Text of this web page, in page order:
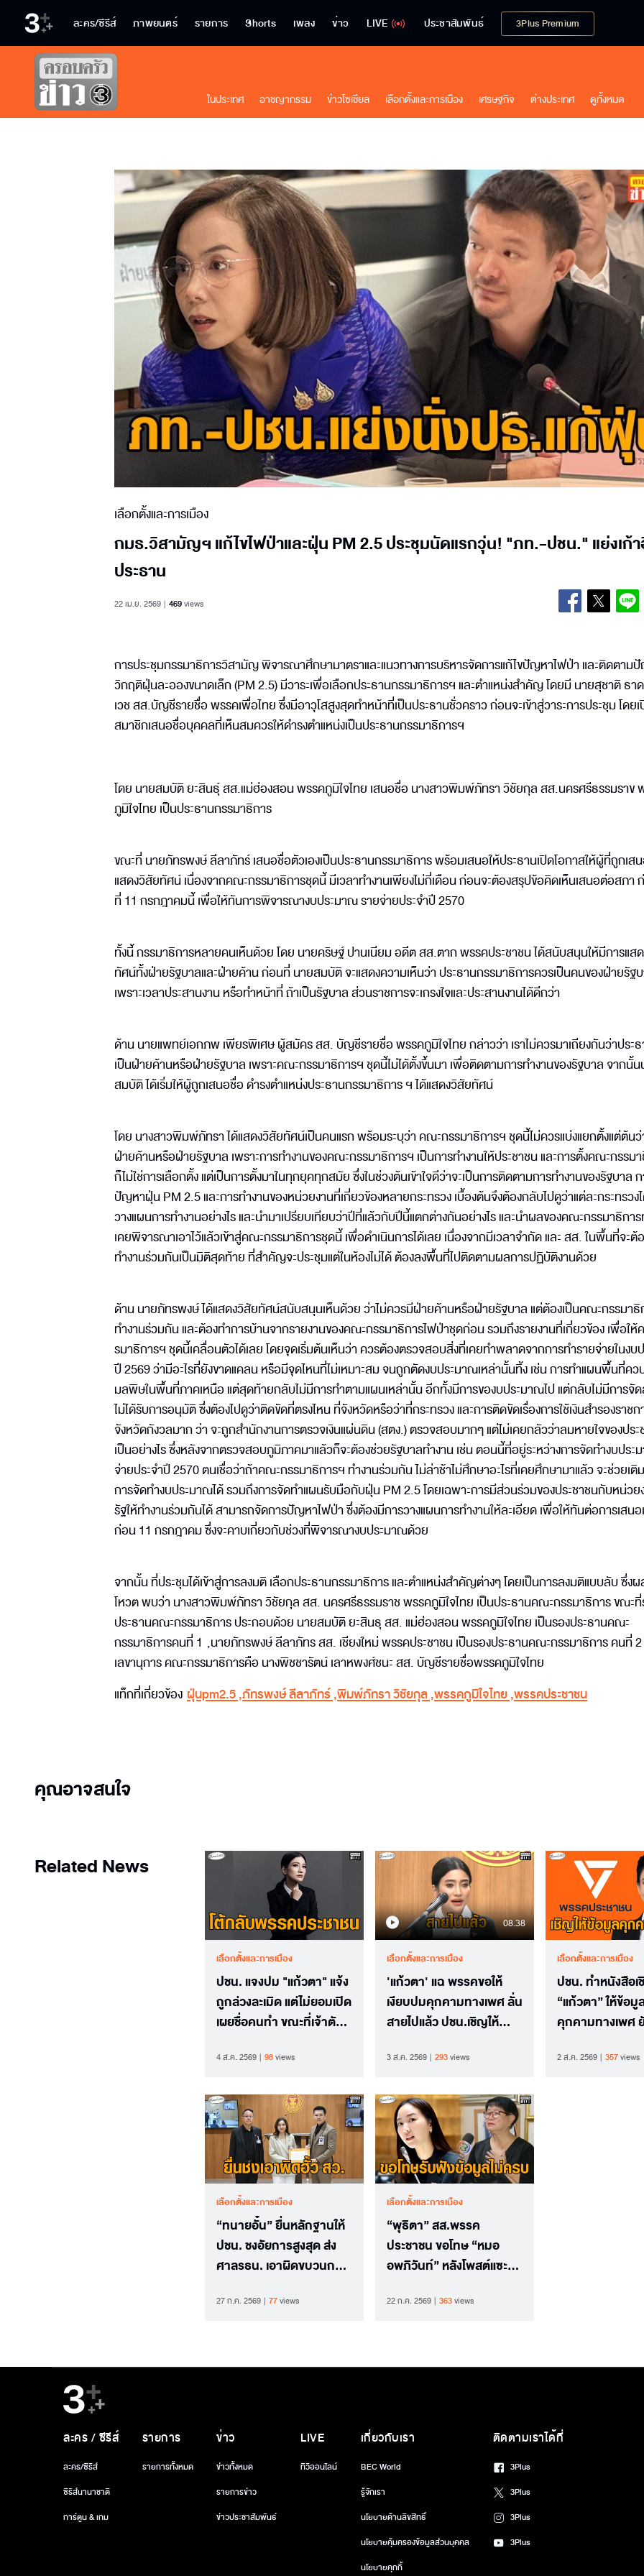
ละคร/ซีรีส์ ภาพยนตร์ รายการ Shorts เพลง ข่าว LIVE ประชาสัมพันธ์ 3Plus Premium
ในประเทศ อาชญากรรม ข่าวโซเชียล เลือกตั้งและการเมือง เศรษฐกิจ ต่างประเทศ ดูทั้งหมด
เลือกตั้งและการเมือง
กมธ.วิสามัญฯ แก้ไขไฟป่าและฝุ่น PM 2.5 ประชุมนัดแรกวุ่น! "ภท.-ปชน." แย่งเก้
ประธาน
22 เม.ย. 2569 469views
การประชุมกรรมาธิการวิสามัญ พิจารณาศึกษามาตราและแนวทางการบริหารจัดการแก้ไขปัญหาไฟป่า และติดตาม
วิกฤติฝุ่นละอองขนาดเล็ก (PM 2.5) มีวาระเพื่อเลือกประธานกรรมาธิการฯ และตำแหน่งสำคัญ โดยมี นายสุชาติ ธา
เวช สส.บัญชีรายชื่อ พรรคเพื่อไทย ซึ่งมีอาวุโสสูงสุดทำหน้าที่เป็นประธานชั่วคราว ก่อนจะเข้าสู่วาระการประชุม โดยเ
สมาชิกเสนอชื่อบุคคลที่เห็นสมควรให้ดำรงตำแหน่งเป็นประธานกรรมาธิการฯ
โดย นายสมบัติ ยะสินธุ์ สส.แม่ฮ่องสอน พรรคภูมิใจไทย เสนอชื่อ นางสาวพิมพ์ภัทรา วิชัยกุล สส.นครศรีธรรมราข
ภูมิใจไทย เป็นประธานกรรมาธิการ
ขณะที่ นายภัทรพงษ์ ลีลาภัทร์ เสนอชื่อตัวเองเป็นประธานกรรมาธิการ พร้อมเสนอให้ประธานเปิดโอกาสให้ผู้ที่ถูกเส
แสดงวิสัยทัศน์ เนื่องจากคณะกรรมาธิการชุดนี้ มีเวลาทำงานเพียงไม่กี่เดือน ก่อนจะต้องสรุปข้อคิดเห็นเสนอต่อสภา
ที่ 11 กรกฎาคมนี้ เพื่อให้ทันการพิจารณางบประมาณ รายจ่ายประจำปี 2570
ทั้งนี้ กรรมาธิการหลายคนเห็นด้วย โดย นายคริษฐ์ ปานเนียม อดีต สส.ตาก พรรคประชาชน ได้สนับสนุนให้มีการแส
ทัศน์ทั้งฝ่ายรัฐบาลและฝ่ายค้าน ก่อนที่ นายสมบัติ จะแสดงความเห็นว่า ประธานกรรมาธิการควรเป็นคนของฝ่ายรัฐ
เพราะเวลาประสานงาน หรือทำหน้าที่ ถ้าเป็นรัฐบาล ส่วนราชการจะเกรงใจและประสานงานได้ดีกว่า
ด้าน นายแพทย์เอกภพ เพียรพิเศษ ผู้สมัคร สส. บัญชีรายชื่อ พรรคภูมิใจไทย กล่าวว่า เราไม่ควรมาเถียงกันว่าประ
เป็นฝ่ายค้านหรือฝ่ายรัฐบาล เพราะคณะกรรมาธิการฯ ชุดนี้ไม่ได้ตั้งขึ้นมา เพื่อติดตามการทำงานของรัฐบาล จากนั้
สมบัติ ได้เริ่มให้ผู้ถูกเสนอชื่อ ดำรงตำแหน่งประธานกรรมาธิการ ฯ ได้แสดงวิสัยทัศน์
โดย นางสาวพิมพ์ภัทรา ได้แสดงวิสัยทัศน์เป็นคนแรก พร้อมระบุว่า คณะกรรมาธิการฯ ชุดนี้ไม่ควรแบ่งแยกตั้งแต่ต้นว่
ฝ่ายค้านหรือฝ่ายรัฐบาล เพราะการทำงานของคณะกรรมาธิการฯ เป็นการทำงานให้ประชาชน และการตั้งคณะกรรม
ก็ไม่ใช่การเลือกตั้ง แต่เป็นการตั้งมาในทุกยุคทุกสมัย ซึ่งในช่วงต้นเข้าใจดีว่าจะเป็นการติดตามการทำงานของรัฐบาล ก
ปัญหาฝุ่น PM 2.5 และการทำงานของหน่วยงานที่เกี่ยวข้องหลายกระทรวง เบื้องต้นจึงต้องกลับไปดูว่าแต่ละกระทรวง
วางแผนการทำงานอย่างไร และนำมาเปรียบเทียบว่าปีที่แล้วกับปีนี้แตกต่างกันอย่างไร และนำผลของคณะกรรมาธิกา
เคยพิจารณาเอาไว้แล้วเข้าสู่คณะกรรมาธิการชุดนี้ เพื่อดำเนินการได้เลย เนื่องจากมีเวลาจำกัด และ สส. ในพื้นที่จะต้
ทำงานร่วมกันเป็นมิติสุดท้าย ที่สำคัญจะประชุมแต่ในห้องไม่ได้ ต้องลงพื้นที่ไปติดตามผลการปฏิบัติงานด้วย
ด้าน นายภัทรพงษ์ ได้แสดงวิสัยทัศน์สนับสนุนเห็นด้วย ว่าไม่ควรมีฝ่ายค้านหรือฝ่ายรัฐบาล แต่ต้องเป็นคณะกรรมา
ทำงานร่วมกัน และต้องทำการบ้านจากรายงานของคณะกรรมาธิการไฟป่าชุดก่อน รวมถึงรายงานที่เกี่ยวข้อง เพื่อใ
รมาธิการฯ ชุดนี้เคลื่อนตัวได้เลย โดยจุดเริ่มต้นเห็นว่า ควรต้องตรวจสอบสิ่งที่เคยทำพลาดจากการทำรายจ่ายในง
ปี 2569 ว่ามีอะไรที่ยังขาดแคลน หรือมีจุดไหนที่ไม่เหมาะสม จนถูกตัดงบประมาณเหล่านั้นทิ้ง เช่น การทำแผนพื้นที่ค
มลพิษในพื้นที่ภาคเหนือ แต่สุดท้ายกลับไม่มีการทำตามแผนเหล่านั้น อีกทั้งมีการของบประมาณไป แต่กลับไม่มีการจัด
ไม่ได้รับการอนุมัติ ซึ่งต้องไปดูว่าติดขัดที่ตรงไหน ที่จังหวัดหรือว่าที่กระทรวง และการติดขัดเรื่องการใช้เงินสำรองราช
จังหวัดกังวลมาก ว่า จะถูกสำนักงานการตรวจเงินแผ่นดิน (สตง.) ตรวจสอบมากๆ แต่ไม่เคยกลัวว่าลมหายใจของประ
เป็นอย่างไร ซึ่งหลังจากตรวจสอบภูมิภาคมาแล้วก็จะต้องช่วยรัฐบาลทำงาน เช่น ตอนนี้ที่อยู่ระหว่างการจัดทำงบประ
จ่ายประจำปี 2570 ตนเชื่อว่าถ้าคณะกรรมาธิการฯ ทำงานร่วมกัน ไม่ล่าช้าไม่ศึกษาอะไรที่เคยศึกษามาแล้ว จะช่วยเติ
การจัดทำงบประมาณได้ รวมถึงการจัดทำแผนรับมือกับฝุ่น PM 2.5 โดยเฉพาะการมีส่วนร่วมของประชาชนกับหน่วย
รัฐให้ทำงานร่วมกันได้ สามารถจัดการปัญหาไฟป่า ซึ่งต้องมีการวางแผนการทำงานให้ละเอียด เพื่อให้ทันต่อการเสนอ
ก่อน 11 กรกฎาคม ซึ่งจะคาบเกี่ยวกับช่วงที่พิจารณางบประมาณด้วย
จากนั้น ที่ประชุมได้เข้าสู่การลงมติ เลือกประธานกรรมาธิการ และตำแหน่งสำคัญต่างๆ โดยเป็นการลงมติแบบลับ ซึ่ง
โหวต พบว่า นางสาวพิมพ์ภัทรา วิชัยกุล สส. นครศรีธรรมราช พรรคภูมิใจไทย เป็นประธานคณะกรรมาธิการ ขณะที่
ประธานคณะกรรมาธิการ ประกอบด้วย นายสมบัติ ยะสินธุ สส. แม่ฮ่องสอน พรรคภูมิใจไทย เป็นรองประธานคณะ
กรรมาธิการคนที่ 1 ,นายภัทรพงษ์ ลีลาภัทร สส. เชียงใหม่ พรรคประชาชน เป็นรองประธานคณะกรรมาธิการ คนที่
เลขานุการ คณะกรรมาธิการคือ นางพิชชารัตน์ เลาหพงศ์ชนะ สส. บัญชีรายชื่อพรรคภูมิใจไทย
แท็กที่เกี่ยวข้อง ฝุ่นpm2.5,ภัทรพงษ์ ลีลาภัทร์,พิมพ์ภัทรา วิชัยกุล,พรรคภูมิใจไทย,พรรคประชาชน
คุณอาจสนใจ
Related News
เลือกตั้งและการเมือง
ปชน. แจงปม "แก้วตา" แจ้ง
ถูกล่วงละเมิด แต่ไม่ยอมเปิด
เผยชื่อคนทำ ขณะที่เจ้าตัว
24 ชม.
4 ส.ค. 2569 98views
08.38
เลือกตั้งและการเมือง
'แก้วตา' แฉ พรรคขอให้
เงียบปมคุกคามทางเพศ ลั่น
สายไปแล้ว ปชน.เชิญให้
3 ส.ค. 2569 293views
เลือกตั้งและการเมือง
ปชน. ทำหนังสือ
“แก้วตา” ให้ข้อ
คุกคามทางเพศ
การ ไม่ปกป้องค
2 ส.ค. 2569 357views
เลือกตั้งและการเมือง
“ทนายอั๋น” ยื่นหลักฐานให้
ปชน. ชงอัยการสูงสุด ส่ง
ศาลรธน. เอาผิดขบวนการ
27 ก.ค. 2569 77views
เลือกตั้งและการเมือง
“พุธิตา” สส.พรรค
ประชาชน ขอโทษ “หมอ
อพภิวันท์” หลังโพสต์แซะ
22 ก.ค. 2569 363views
ละคร / ซีรีส์
ละคร/ซีรีส์
ซีรีส์นานาชาติ
การ์ตูน & เกม
รายการ
รายการทั้งหมด
ข่าว
ข่าวทั้งหมด
รายการข่าว
ข่าวประชาสัมพันธ์
LIVE
ทีวีออนไลน์
เกี่ยวกับเรา
BEC World
รู้จักเรา
นโยบายด้านลิขสิทธิ์
นโยบายคุ้มครองข้อมูลส่วนบุคคล
นโยบายคุกกี้
ติดตามเราได้ที่
3Plus
3Plus
3Plus
3Plus